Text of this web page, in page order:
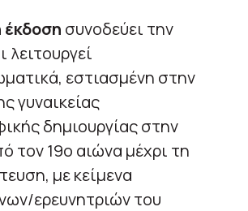
συνοδεύει την
λειτουργεί
εστιασμένη στην
γυναικείας
δημιουργίας στην
τον 19ο αιώνα μέχρι τη
με κείμενα
ερευνητριών του